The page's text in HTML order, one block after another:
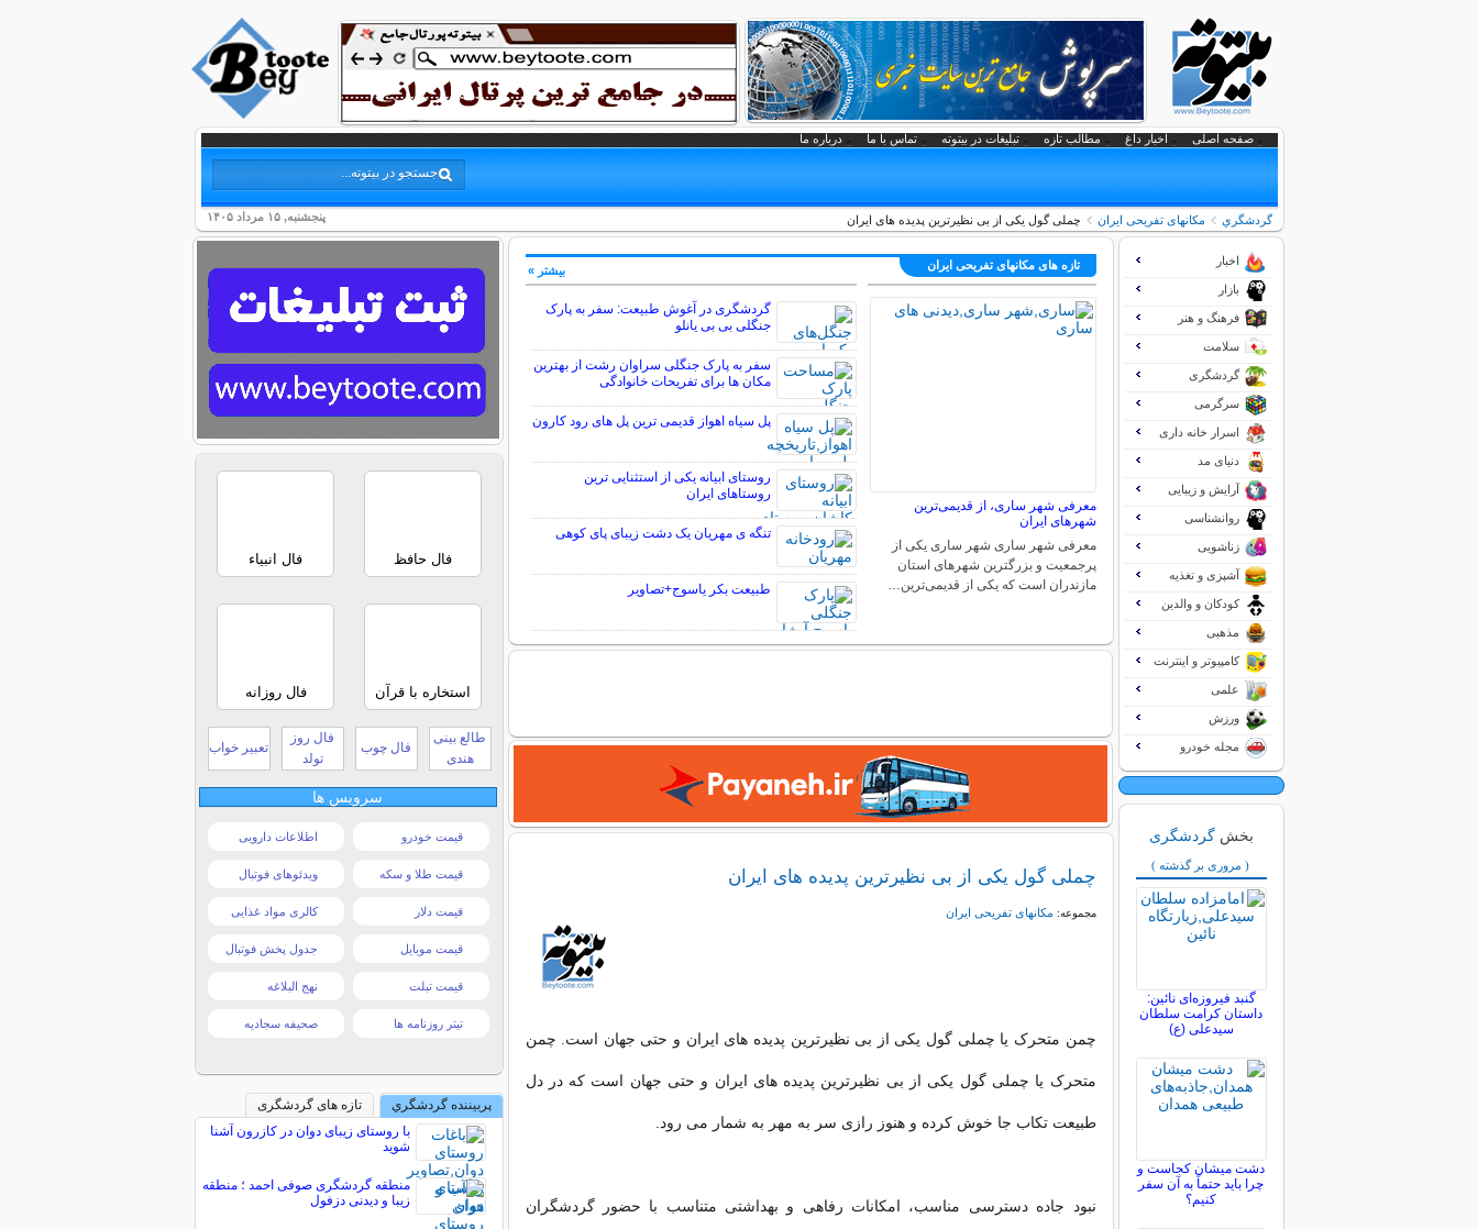
صفحه اصلی اخبار داغ مطالب تازه تبلیغات در بیتوته تماس با ما درباره ما
پنجشنبه, ۱۵ مرداد ۱۴۰۵ گردشگري مکانهای تفریحی ايران چملی گول یکی از بی نظیرترین پدیده های ایران
تازه های مکانهای تفریحی ايران
معرفی شهر ساری، از قدیمی‌ترین
شهرهای ایران
معرفی شهر ساری شهر ساری یکی از
پرجمعیت و بزرگترین شهرهای استان
مازندران است که یکی از قدیمی‌ترین…
گردشگری در آغوش طبیعت: سفر به پارک
جنگلی بی بی یانلو
سفر به پارک جنگلی سراوان رشت از بهترین
مکان ها برای تفریحات خانوادگی
پل سیاه اهواز قدیمی ترین پل های رود کارون
روستای ابیانه یکی از استثنایی ‏ترین
روستاهای ایران
تنگه ی مهریان یک دشت زیبای پای کوهی
طبیعت بکر یاسوج+تصاویر
بیشتر »
چملی گول یکی از بی نظیرترین پدیده های ایران
مجموعه: مکانهای تفریحی ايران
چمن متحرک یا چملی گول یکی از بی نظیرترین پدیده های ایران و حتی جهان است. چمن
متحرک یا چملی گول یکی از بی نظیرترین پدیده های ایران و حتی جهان است که در دل
طبیعت تکاب جا خوش کرده و هنوز رازی سر به مهر به شمار می رود.
نبود جاده دسترسی مناسب، امکانات رفاهی و بهداشتی متناسب با حضور گردشگران
اخبار
بازار
فرهنگ و هنر
سلامت
گردشگری
سرگرمی
اسرار خانه داری
دنیای مد
آرایش و زیبایی
روانشناسی
زناشویی
آشپزی و تغذیه
کودکان و والدین
مذهبی
کامپیوتر و اینترنت
علمی
ورزش
مجله خودرو
بخش گردشگری
( مروری بر گذشته )
گنبد فیروزه‌ای نائین:
داستان کرامت سلطان
سیدعلی (ع)
دشت میشان کجاست و
چرا باید حتماً به آن سفر
کنیم؟
فال حافظ فال انبیاء
استخاره با قرآن فال روزانه
طالع بینی
هندی
فال چوب
فال روز
تولد
تعبیر خواب
سرویس ها
قیمت خودرو اطلاعات دارویی
قیمت طلا و سکه ویدئوهای فوتبال
قیمت دلار کالری مواد غذایی
قیمت موبایل جدول پخش فوتبال
قیمت تبلت نهج البلاغه
تیتر روزنامه ها صحیفه سجادیه
پربیننده گردشگري
تازه های گردشگری
با روستای زیبای دوان در کازرون آشنا
شوید
منطقه گردشگری صوفی احمد ؛ منطقه
زیبا و دیدنی دزفول